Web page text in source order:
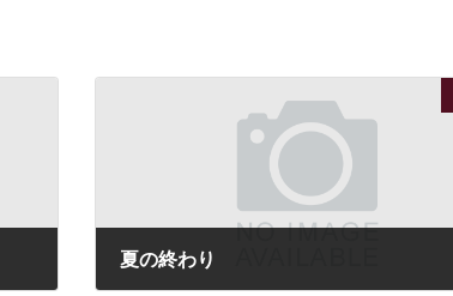
夏の終わり